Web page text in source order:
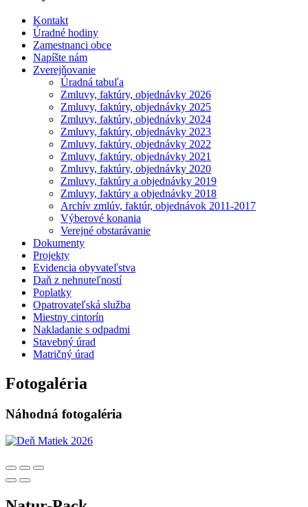
Kontakt
Úradné hodiny
Zamestnanci obce
Napíšte nám
Zverejňovanie
Úradná tabuľa
Zmluvy, faktúry, objednávky 2026
Zmluvy, faktúry, objednávky 2025
Zmluvy, faktúry, objednávky 2024
Zmluvy, faktúry, objednávky 2023
Zmluvy, faktúry, objednávky 2022
Zmluvy, faktúry, objednávky 2021
Zmluvy, faktúry, objednávky 2020
Zmluvy, faktúry a objednávky 2019
Zmluvy, faktúry a objednávky 2018
Archív zmlúv, faktúr, objednávok 2011-2017
Výberové konania
Verejné obstarávanie
Dokumenty
Projekty
Evidencia obyvateľstva
Daň z nehnuteľností
Poplatky
Opatrovateľská služba
Miestny cintorín
Nakladanie s odpadmi
Stavebný úrad
Matričný úrad
Fotogaléria
Náhodná fotogaléria